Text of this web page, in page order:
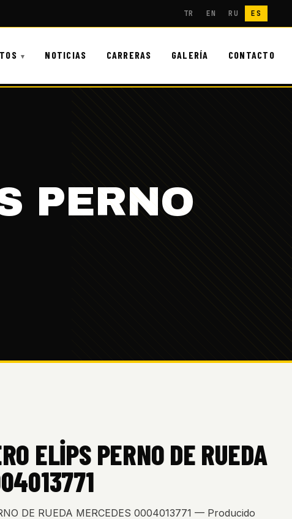
TR EN RU ES
NOTICIAS CARRERAS GALERÍA CONTACTO
PERNO
ELİPS PERNO DE RUEDA
DE RUEDA MERCEDES 0004013771 — Producido